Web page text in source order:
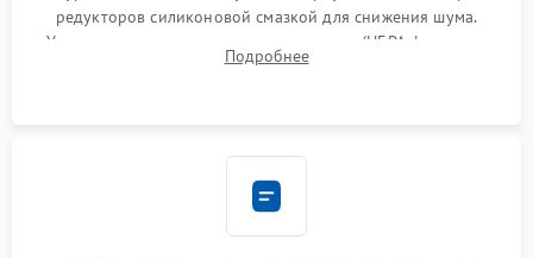
редукторов силиконовой смазкой для снижения шума.
Установка новых расходных материалов (HEPA-фильтров,
микрофибры, щеток). Надежная фиксация разъемов и
Подробнее